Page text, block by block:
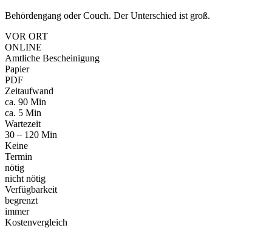
Behördengang oder Couch. Der Unterschied ist groß.
VOR ORT
ONLINE
Amtliche Bescheinigung
Papier
PDF
Zeitaufwand
ca. 90 Min
ca. 5 Min
Wartezeit
30 – 120 Min
Keine
Termin
nötig
nicht nötig
Verfügbarkeit
begrenzt
immer
Kostenvergleich